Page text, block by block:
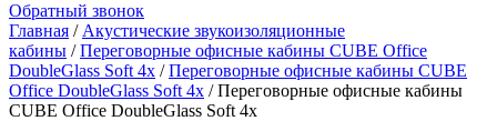
Обратный звонок
Главная / Акустические звукоизоляционные
кабины /Переговорные офисные кабины CUBE Office
DoubleGlass Soft 4x /Переговорные офисные кабины CUBE
Office DoubleGlass Soft 4x / Переговорные офисные кабины
CUBE Office DoubleGlass Soft 4x